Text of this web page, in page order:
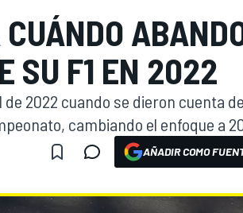
SU F1 EN 2022
2022 cuando se dieron cuenta
cambiando el enfoque a
AÑADIR COMO